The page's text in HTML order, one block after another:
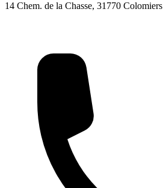
14 Chem. de la Chasse, 31770 Colomiers